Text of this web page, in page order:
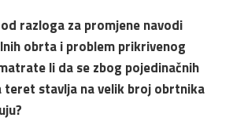
razloga za promjene navodi
obrta i problem prikrivenog
li da se zbog pojedinačnih
teret stavlja na velik broj obrtnika